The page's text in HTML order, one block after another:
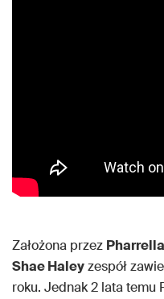
Założona przez
Shae Haleyzespół
roku. Jednak 2 lata temu